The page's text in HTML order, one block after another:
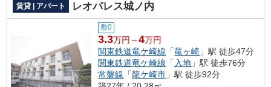
賃貸 | アパート レオパレス城ノ内
敷0
3.3万円～4万円
関東鉄道竜ケ崎線 「竜ヶ崎 」駅 徒歩47分
関東鉄道竜ケ崎線 「 入地 」駅 徒歩76分
常磐線 「龍ケ崎市 」駅 徒歩92分